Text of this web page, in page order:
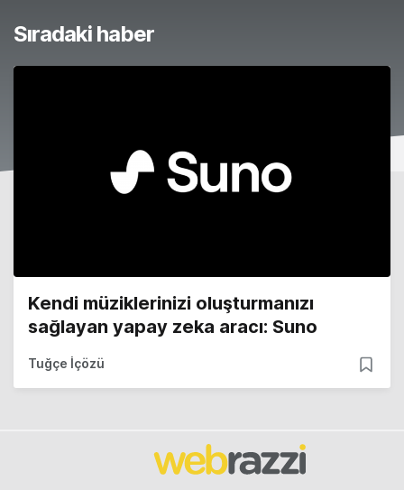
Sıradaki haber
Kendi müziklerinizi oluşturmanızı
sağlayan yapay zeka aracı: Suno
Tuğçe İçözü